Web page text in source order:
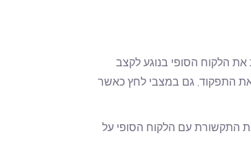
את הלקוח הסופי בנוגע לקצב
את התפקוד, גם במצבי לחץ כאשר
את התקשורת עם הלקוח הסופי על